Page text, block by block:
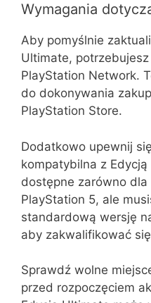
Wymagania
Aby pomyślnie
Ultimate,
PlayStation Network.
do dokonywania
PlayStation Store.
Dodatkowo upewnij
kompatybilna z
dostępne zarówno dla
PlayStation 5, ale
standardową wersję
aby zakwalifikować
Sprawdź wolne
przed rozpoczęciem